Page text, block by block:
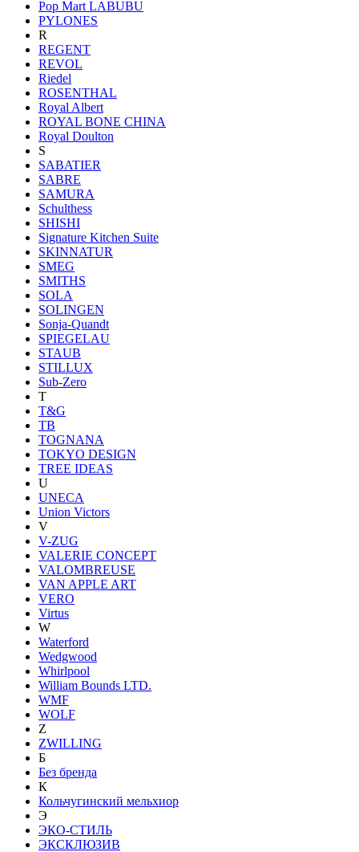
Pop Mart LABUBU
PYLONES
R
REGENT
REVOL
Riedel
ROSENTHAL
Royal Albert
ROYAL BONE CHINA
Royal Doulton
S
SABATIER
SABRE
SAMURA
Schulthess
SHISHI
Signature Kitchen Suite
SKINNATUR
SMEG
SMITHS
SOLA
SOLINGEN
Sonja-Quandt
SPIEGELAU
STAUB
STILLUX
Sub-Zero
T
T&G
TB
TOGNANA
TOKYO DESIGN
TREE IDEAS
U
UNECA
Union Victors
V
V-ZUG
VALERIE CONCEPT
VALOMBREUSE
VAN APPLE ART
VERO
Virtus
W
Waterford
Wedgwood
Whirlpool
William Bounds LTD.
WMF
WOLF
Z
ZWILLING
Б
Без бренда
К
Кольчугинский мельхиор
Э
ЭКО-СТИЛЬ
ЭКСКЛЮЗИВ